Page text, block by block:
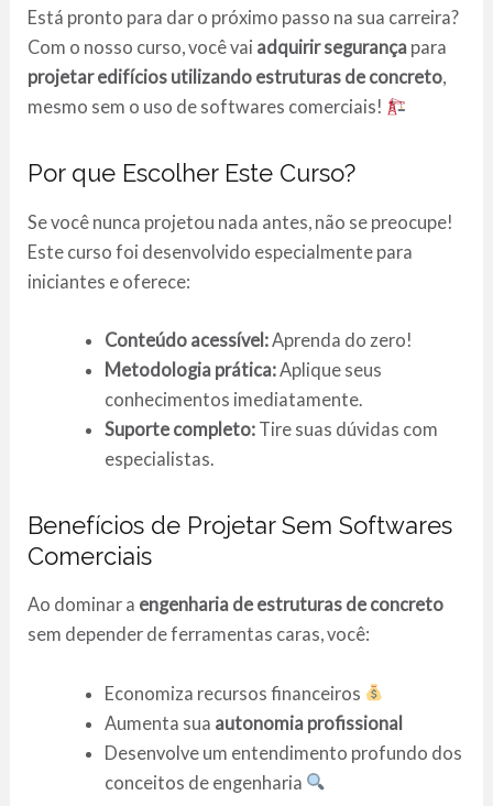
Está pronto para dar o próximo passo na sua carreira?
Com o nosso curso, você vai adquirir segurança para
projetar edifícios utilizando estruturas de concreto,
mesmo sem o uso de softwares comerciais!
Por que Escolher Este Curso?
Se você nunca projetou nada antes, não se preocupe!
Este curso foi desenvolvido especialmente para
iniciantes e oferece:
Conteúdo acessível:Aprenda do zero!
Metodologia prática:Aplique seus
conhecimentos imediatamente.
Suporte completo:Tire suas dúvidas com
especialistas.
Benefícios de Projetar Sem Softwares
Comerciais
Ao dominar a engenharia de estruturas de concreto
sem depender de ferramentas caras, você:
Economiza recursos financeiros
Aumenta sua autonomia profissional
Desenvolve um entendimento profundo dos
conceitos de engenharia